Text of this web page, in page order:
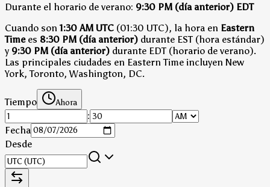
Durante el horario de verano: 9:30 PM (día anterior) EDT
Cuando son1:30 AM UTC (01:30 UTC), la hora en Eastern
Timees 8:30 PM (día anterior) durante EST (hora estándar)
y 9:30 PM (día anterior) durante EDT (horario de verano).
Las principales ciudades en Eastern Time incluyen New
York, Toronto, Washington, DC.
Tiempo Ahora
:
Fecha
Desde